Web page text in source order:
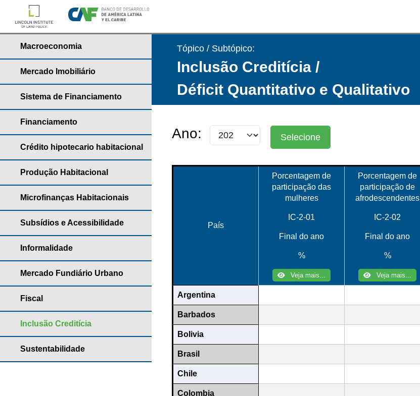
Macroeconomia
Mercado Imobiliário
Sistema de Financiamento
Financiamento
Crédito hipotecario habitacional
Produção Habitacional
Microfinanças Habitacionais
Subsídios e Acessibilidade
Informalidade
Mercado Fundiário Urbano
Fiscal
Inclusão Creditícia
Sustentabilidade
Tópico / Subtópico:
Inclusão Creditícia /
Déficit Quantitativo e Qualitativo
Ano: Selecione
País
Porcentagem de
participação das
mulheres
Porcentagem de
participação de
afrodescendentes
IC-2-01 IC-2-02
Final do ano Final do ano
% %
Veja mais... Veja mais...
Argentina
Barbados
Bolivia
Brasil
Chile
Colombia